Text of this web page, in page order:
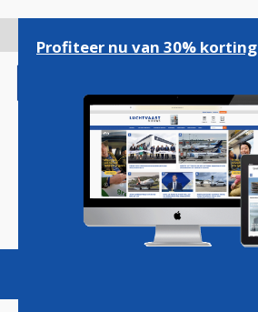
gaan
Magazine Podcasts
Profiteer nu van 30% korting